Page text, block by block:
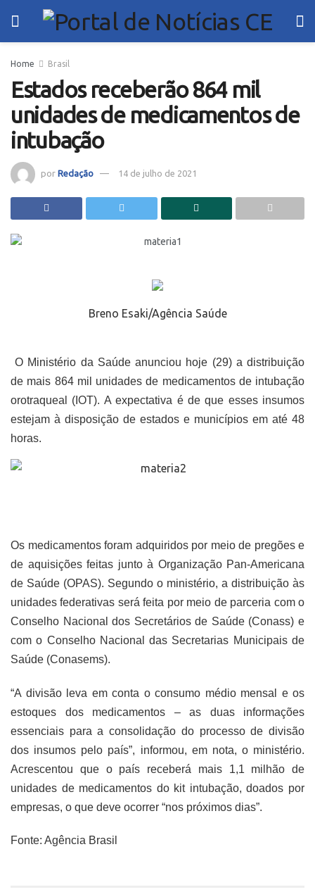
Home Brasil
Estados receberão 864 mil
unidades de medicamentos de
intubação
por Redação 14 de julho de 2021
Breno Esaki/Agência Saúde
O Ministério da Saúde anunciou hoje (29) a distribuição
de mais 864 mil unidades de medicamentos de intubação
orotraqueal (IOT). A expectativa é de que esses insumos
estejam à disposição de estados e municípios em até 48
horas.
Os medicamentos foram adquiridos por meio de pregões e
de aquisições feitas junto à Organização Pan-Americana
de Saúde (OPAS). Segundo o ministério, a distribuição às
unidades federativas será feita por meio de parceria com o
Conselho Nacional dos Secretários de Saúde (Conass) e
com o Conselho Nacional das Secretarias Municipais de
Saúde (Conasems).
“A divisão leva em conta o consumo médio mensal e os
estoques dos medicamentos – as duas informações
essenciais para a consolidação do processo de divisão
dos insumos pelo país”, informou, em nota, o ministério.
Acrescentou que o país receberá mais 1,1 milhão de
unidades de medicamentos do kit intubação, doados por
empresas, o que deve ocorrer “nos próximos dias”.
Fonte: Agência Brasil